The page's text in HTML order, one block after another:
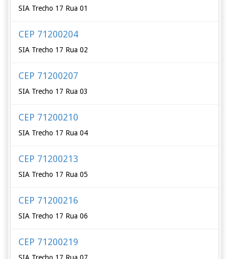
SIA Trecho 17 Rua 01
CEP 71200204
SIA Trecho 17 Rua 02
CEP 71200207
SIA Trecho 17 Rua 03
CEP 71200210
SIA Trecho 17 Rua 04
CEP 71200213
SIA Trecho 17 Rua 05
CEP 71200216
SIA Trecho 17 Rua 06
CEP 71200219